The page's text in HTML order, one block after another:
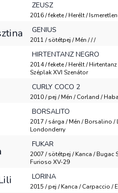
ZEUSZ
2016 / fekete / Herélt /
GENIUS
2011 / sötétpej / Mén / / /
HIRTENTANZ NEGRO
2014 / fekete / Herélt /
Széplak XVI Szenátor
CURLY COCO 2
2010 / pej / Mén / Corland /
BORSALITO
2017 / sárga / Mén / Borsalino /
Londonderry
FUKAR
2007 / sötétpej / Kanca / Bugac
Furioso XV-29
LORINA
2015 / pej / Kanca / Carpaccio /